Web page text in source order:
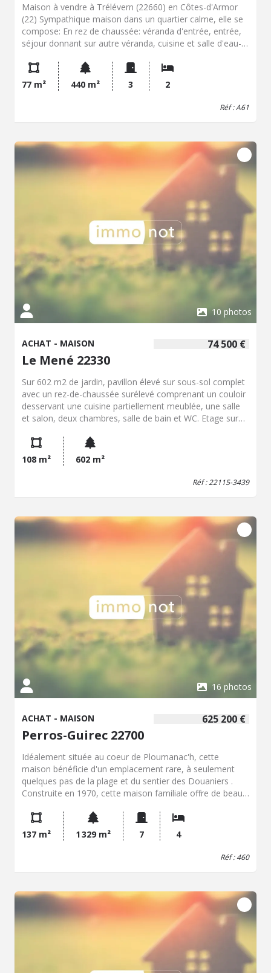
Maison à vendre à Trélévern (22660) en Côtes-d'Armor
(22) Sympathique maison dans un quartier calme, elle se
compose: En rez de chaussée: véranda d'entrée, entrée,
séjour donnant sur autre véranda, cuisine et salle d'eau-
lit d'appoint, 2 chambres et WC. Garage. Jardin. Maison
proposée à la vente sur la commune de Trélévern, dans
le département des Côtes-d'Armor, en Bretagne. Le bien
est situé dans le code postal 22660 et dispose d'une
est proposée dans le cadre d'une vente au prix de 240
900 EUR. Le bien dispose d'un jardin. La commune de
Trélévern se situe sur le littoral des Côtes-d'Armor et fait
partie du secteur de la Côte de Granit Rose. La localité
offre un accès à la mer, avec des plages et des sentiers
côtiers à proximité. Les communes de la côte permettent
également d'accéder à des services de proximité, à des
commerces, à des établissements scolaires et à des axes
de circulation vers les communes voisines du Trégor. Ce
bien peut convenir pour un projet de résidence principale,
de résidence secondaire ou d'acquisition dans un secteur
côtier des Côtes-d'Armor. La configuration de la maison,
avec 2 chambres et une surface de terrain de 440 m²,
permet une utilisation adaptée à différents besoins.
Contactez notre office notarial pour obtenir de plus
amples renseignements sur cette maison à vendre à
77 m² 440 m² 3 2
Réf : A61
10 photos
74 500 €
ACHAT - MAISON
Le Mené 22330
Sur 602 m2 de jardin, pavillon élevé sur sous-sol complet
avec un rez-de-chaussée surélevé comprenant un couloir
desservant une cuisine partiellement meublée, une salle
et salon, deux chambres, salle de bain et WC. Etage sur
d'une petite pièce, WC, salle de bains. Sous-sol avec
garage, espace atelier, cellier, chaufferie et une pièce
cheminée.
108 m² 602 m²
Réf : 22115-3439
16 photos
625 200 €
ACHAT - MAISON
Perros-Guirec 22700
Idéalement située au coeur de Ploumanac'h, cette
maison bénéficie d'un emplacement rare, à seulement
quelques pas de la plage et du sentier des Douaniers .
Construite en 1970, cette maison familiale offre de beaux
découvrirez une entrée, une agréable pièce de vie avec
cheminée ouvrant sur la terrasse, une cuisine
indépendante aménagée, une chambre, une salle d'eau
avec douche à l'italienne, un WC indépendant, un bureau
laissant entrevoir de nombreuses possibilités
d'aménagement selon vos besoins. À l'extérieur, vous
profiterez d'un agréable jardin, d'un bassin et d'un garage.
Cette maison séduira aussi bien une famille en quête
d'une résidence principale qu'un acquéreur à la recherche
d'une résidence secondaire dans un secteur recherché.
Son emplacement privilégié, au calme, à quelques mètres
137 m² 1 329 m² 7 4
Réf : 460